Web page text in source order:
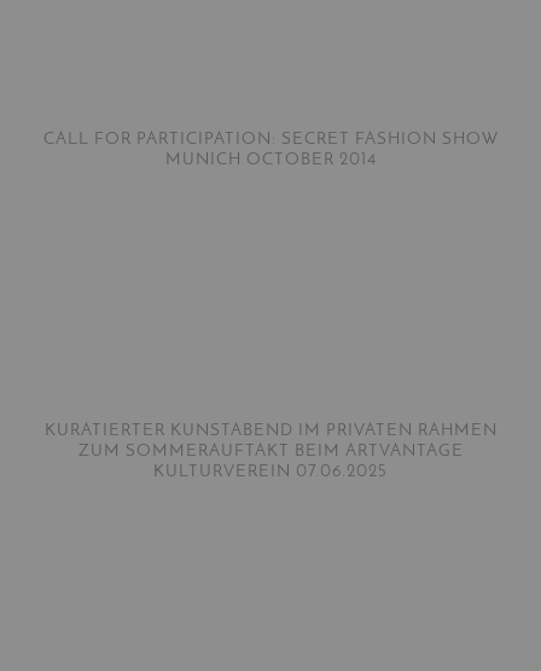
CALL FOR PARTICIPATION: SECRET FASHION SHOW
MUNICH OCTOBER 2014
KURATIERTER KUNSTABEND IM PRIVATEN RAHMEN
ZUM SOMMERAUFTAKT BEIM ARTVANTAGE
KULTURVEREIN 07.06.2025